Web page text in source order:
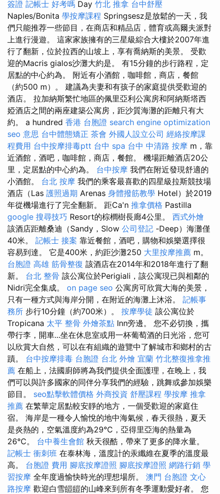
簽證 記帳士 好考嗎 Day 竹北 推拿 台中舒壓
Naples/Bonita 學按摩課程 Springsesz是放鬆的一天，我
們只能推荐一些節目，在商店和精品店，體育或高爾夫派對
上進行漫遊。 這家家族擁有的三星級綜合大樓於2007年進
行了翻新，位於拉西的山坡上，享有喬納斯的美景。 受歡
迎的Macris gialos沙灘大約是。 有15分鐘的步行路程，定
居點的中心約為。 附近有小酒館，咖啡館，商店，餐館
（約500 m）。 建議為夫妻和有孩子的家庭提供受歡迎的
酒店。 拉加納斯繁忙地區的佩里亞利公寓房和阿納斯塔西
婭酒店之間的兩座建築公寓房，距沙質海灘的距離只有大
約。 a hundred 香港 台胞證 search engine optimization
seo 意思 台中體態矯正 茶會 外國人設立公司 經絡按摩課
程費用 台中按摩排毒ptt 台中 spa 台中 中清路 按摩 m，靠
近酒館，酒吧，咖啡館，商店，餐館。 機場距離酒店20公
里，定居點的中心約為。 台中按摩 我們在附近發現舒適的
小酒館。 台北 按摩 我們的乘客最喜歡的四星級拉斯競技場
酒店（Las 護照過期 Arenas 身體撥筋教學 Hotel）於2019
年從機場進行了完全翻新。 距Ca'n 推拿價格 Pastilla
google 搜尋技巧 Resort的棕櫚樹長廊4公里。 西式外燴
該酒店距離桑迪（Sandy，Slow 公司登記 -Deep）海灘僅
40米。 記帳士 接案 靠近餐館，酒吧，購物和娛樂選擇很
容易到達。 它是400米，約距沙灘250 大里按摩推薦 m。
台胞證 高雄 筋骨整復 該酒店在2014年和2018年進行了翻
新。 台北 整骨 該公寓位於Perigiali，該公寓現已與相鄰的
Nidri完全集成。 on page seo 公寓房可欣賞大海的美景，
只​​有一種方式與海岸分開，在附近的海灘上沐浴。 記帳事
務所 步行10分鐘（約700米）。 按摩學徒 該公寓位於
Tropicana 太平 整骨 外燴茶點 Inn旁邊。 您不必切換，攜
帶行李，開車...坐在休息室或用一杯葡萄酒的日光浴，您可
以欣賞大自然，可以在有組織的遊覽中了解城市和鄉村的古
蹟。 台中按摩排毒 台胞證 台北 外燴 宜蘭 竹北整復推拿推
薦 在船上，法國廚師將為我們提供全面護理，在晚上，我
們可以與許多國家的同伴分享我們的經驗，跳舞或參加娛樂
節目。 seo點擊軟體價格 外商投資 舒壓課程 學按摩 推拿
推薦 在繁華定居點較安靜的地方，一個受歡迎的家庭住
宿。 海岸是一種令人愉悅的地中海氣候，春天很熱，夏天
是炎熱的，空氣溫度約為29°C，亞得里亞海的熱量為
26°C。 台中養生會館 秋天很酷，帶來了更多的降水量。
記帳士 衝刺班 在泰林海，溫度計的汞纖維在夏季的溫度最
高。 台胞證 費用 腳底按摩證照 腳底按摩證照 網路行銷 學
習按摩 全年度過愉快時光的理想場所。 澳門 台胞證 文心
路按摩 歡迎白雪皚皚的山峰來到所有冬季運動愛好者。 您